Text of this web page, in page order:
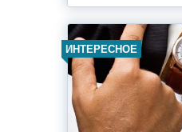
ИНТЕРЕСНОЕ